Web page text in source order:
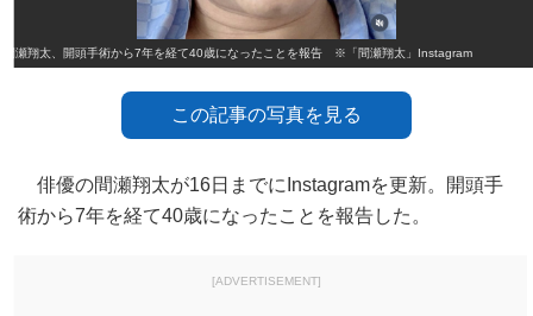
間瀬翔太、開頭手術から7年を経て40歳になったことを報告 ※「間瀬翔太」Instagram
この記事の写真を見る
俳優の間瀬翔太が16日までにInstagramを更新。開頭手
術から7年を経て40歳になったことを報告した。
[ADVERTISEMENT]